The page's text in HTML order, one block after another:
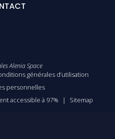
Alenia Space
générales d’utilisation
personnelles
accessible à 97%
Sitemap